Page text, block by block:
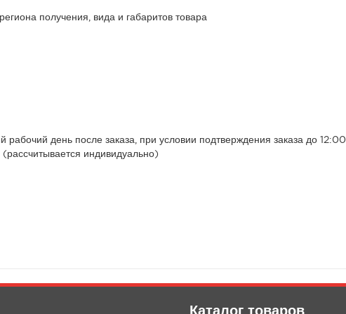
получения, вида и габаритов товара
рабочий день после заказа, при условии подтверждения заказа до 12:00
индивидуально)
Каталог товаров